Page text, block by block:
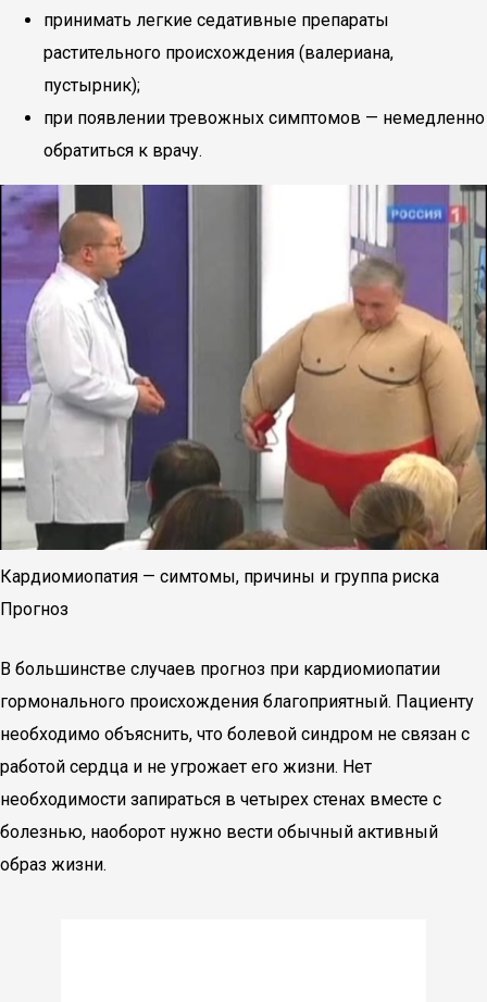
принимать легкие седативные препараты
растительного происхождения (валериана,
пустырник);
при появлении тревожных симптомов — немедленно
обратиться к врачу.
Кардиомиопатия — симтомы, причины и группа риска
Прогноз
В большинстве случаев прогноз при кардиомиопатии
гормонального происхождения благоприятный. Пациенту
необходимо объяснить, что болевой синдром не связан с
работой сердца и не угрожает его жизни. Нет
необходимости запираться в четырех стенах вместе с
болезнью, наоборот нужно вести обычный активный
образ жизни.